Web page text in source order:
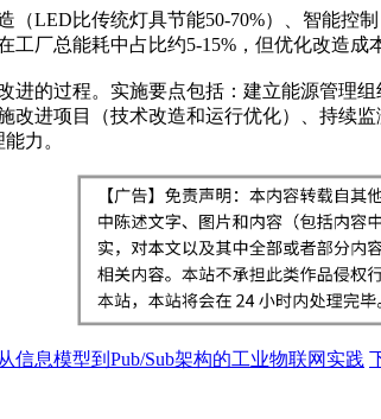
（LED比传统灯具节能50-70%）、智能控
工厂总能耗中占比约5-15%，但优化改造成
进的过程。实施要点包括：建立能源管理
改进项目（技术改造和运行优化）、持续
力。
信息模型到Pub/Sub架构的工业物联网实践